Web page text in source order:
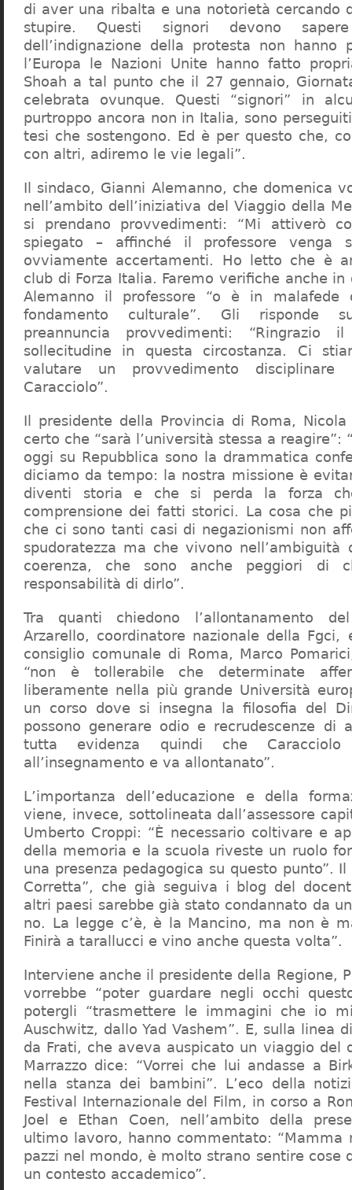
di aver una ribalta e una notorietà cercando
stupire. Questi signori devono
dell’indignazione della protesta non hanno
l’Europa le Nazioni Unite hanno fatto
Shoah a tal punto che il 27 gennaio,
celebrata ovunque. Questi “signori” in
purtroppo ancora non in Italia, sono
tesi che sostengono. Ed è per questo che,
con altri, adiremo le vie legali”.
Il sindaco, Gianni Alemanno, che domenica
nell’ambito dell’iniziativa del Viaggio della
si prendano provvedimenti: “Mi attiverò
spiegato – affinché il professore venga
ovviamente accertamenti. Ho letto che è
club di Forza Italia. Faremo verifiche anche in
Alemanno il professore “o è in malafede
fondamento culturale”. Gli risponde
preannuncia provvedimenti:
sollecitudine in questa circostanza. Ci
valutare un provvedimento
Caracciolo”.
Il presidente della Provincia di Roma,
certo che “sarà l’università stessa a reagire”:
oggi su Repubblica sono la drammatica
diciamo da tempo: la nostra missione è
diventi storia e che si perda la forza
comprensione dei fatti storici. La cosa che
che ci sono tanti casi di negazionismi non
spudoratezza ma che vivono nell’ambiguità
coerenza, che sono anche peggiori di
responsabilità di dirlo”.
Tra quanti chiedono l’allontanamento
Arzarello, coordinatore nazionale della
consiglio comunale di Roma, Marco
“non è tollerabile che determinate
liberamente nella più grande Università
un corso dove si insegna la filosofia del
possono generare odio e recrudescenze di
tutta evidenza quindi che
all’insegnamento e va allontanato”.
L’importanza dell’educazione e della
viene, invece, sottolineata dall’assessore
Umberto Croppi: “È necessario coltivare e
della memoria e la scuola riveste un ruolo
una presenza pedagogica su questo punto”.
Corretta”, che già seguiva i blog del
altri paesi sarebbe già stato condannato da
no. La legge c’è, è la Mancino, ma non è
Finirà a tarallucci e vino anche questa volta”.
Interviene anche il presidente della Regione,
vorrebbe “poter guardare negli occhi
potergli “trasmettere le immagini che io
Auschwitz, dallo Yad Vashem”. E, sulla linea
da Frati, che aveva auspicato un viaggio del
Marrazzo dice: “Vorrei che lui andasse a
nella stanza dei bambini”. L’eco della
Festival Internazionale del Film, in corso a
Joel e Ethan Coen, nell’ambito della
ultimo lavoro, hanno commentato: “Mamma
pazzi nel mondo, è molto strano sentire cose
un contesto accademico”.